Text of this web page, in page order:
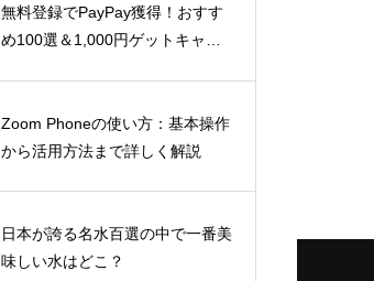
無料登録でPayPay獲得！おすす
め100選＆1,000円ゲットキャン
Zoom Phoneの使い方：基本操作
から活用方法まで詳しく解説
日本が誇る名水百選の中で一番美
味しい水はどこ？